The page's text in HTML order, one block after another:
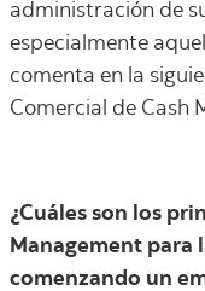
administración de
especialmente
comenta en la
Comercial de Cash
¿Cuáles son los
Management para
comenzando un